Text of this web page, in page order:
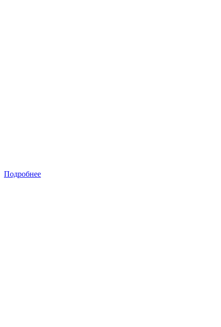
Подробнее